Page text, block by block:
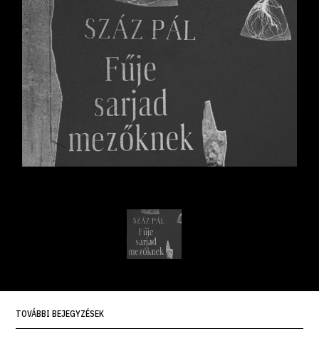
TOVÁBBI BEJEGYZÉSEK